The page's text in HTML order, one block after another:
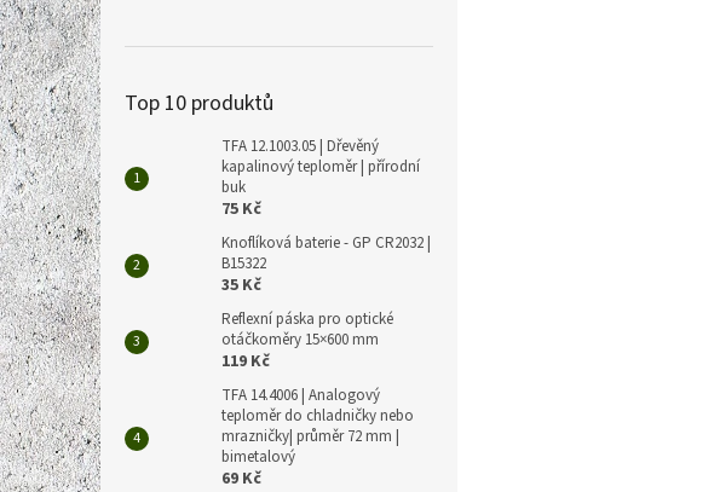
Top 10 produktů
TFA 12.1003.05 | Dřevěný
kapalinový teploměr | přírodní
buk
75 Kč
Knoflíková baterie - GP CR2032 |
B15322
35 Kč
Reflexní páska pro optické
otáčkoměry 15×600 mm
119 Kč
TFA 14.4006 | Analogový
teploměr do chladničky nebo
mrazničky| průměr 72 mm |
bimetalový
69 Kč